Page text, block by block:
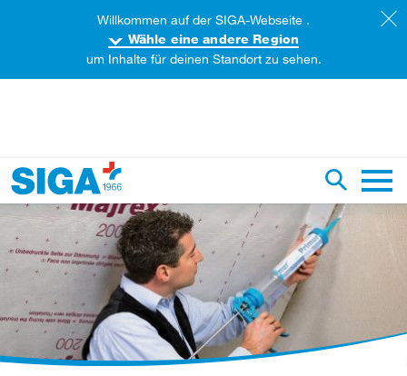
Suche
Webseite durchsuchen
Willkommen auf der SIGA-Webseite .
Wähle eine andere Region
um Inhalte für deinen Standort zu sehen.